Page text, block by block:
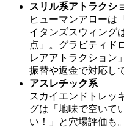
スリル系アトラクシ
ヒューマンアローは
イタンズスウィング
点」。グラビティド
レアアトラクション
振替や返金で対応し
アスレチック系
スカイエンドトレッ
グは「地味で空いて
い！」と穴場評価も。